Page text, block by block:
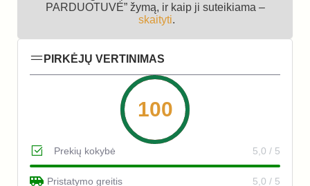
PARDUOTUVĖ” žymą, ir kaip ji suteikiama –
skaityti.
PIRKĖJŲ VERTINIMAS
100
Prekių kokybė 5,0 / 5
Pristatymo greitis 5,0 / 5